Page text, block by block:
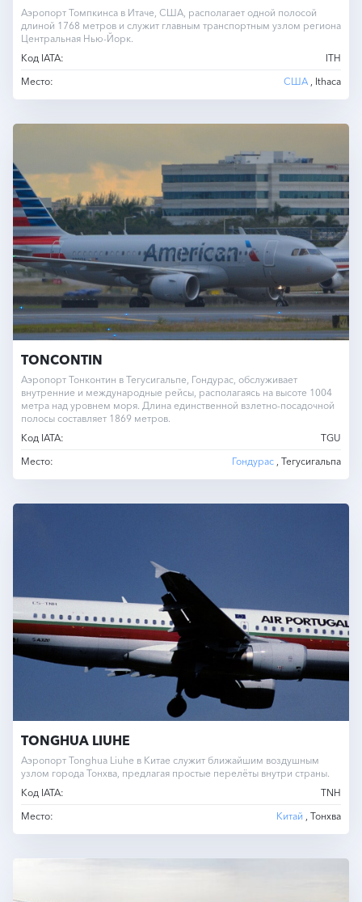
Аэропорт Томпкинса в Итаче, США, располагает одной полосой
длиной 1768 метров и служит главным транспортным узлом региона
Центральная Нью-Йорк.
Код IATA:
ITH
Место:
США , Ithaca
TONCONTIN
Аэропорт Тонконтин в Тегусигальпе, Гондурас, обслуживает
внутренние и международные рейсы, располагаясь на высоте 1004
метра над уровнем моря. Длина единственной взлетно-посадочной
полосы составляет 1869 метров.
Код IATA:
TGU
Место:
Гондурас , Тегусигальпа
TONGHUA LIUHE
Аэропорт Tonghua Liuhe в Китае служит ближайшим воздушным
узлом города Тонхва, предлагая простые перелёты внутри страны.
Код IATA:
TNH
Место:
Китай , Тонхва